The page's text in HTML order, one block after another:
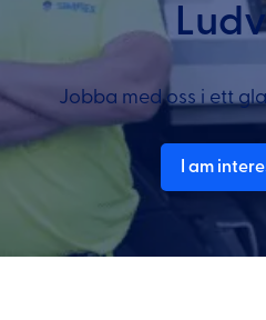
Jobba med oss i ett
I am